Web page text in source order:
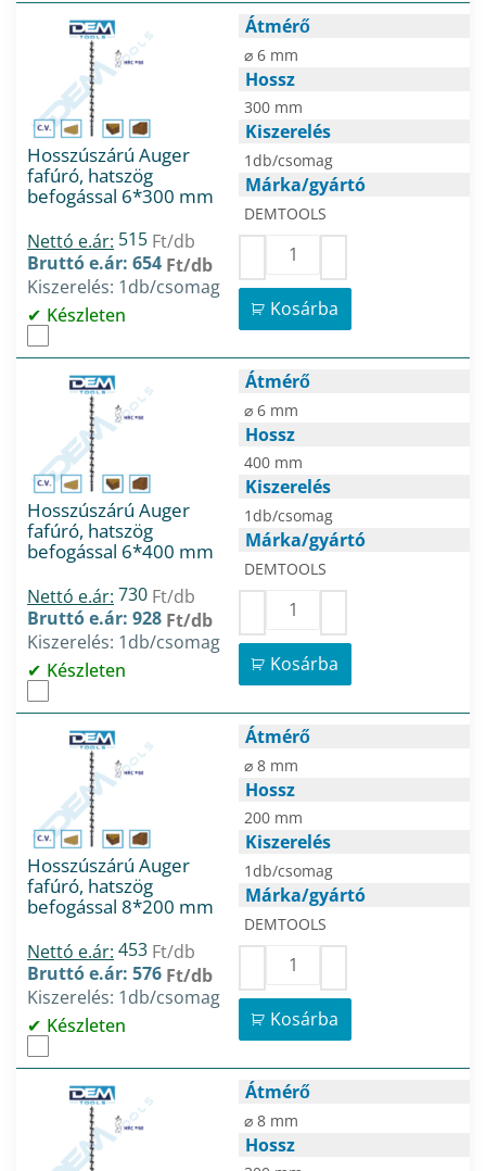
Hosszúszárú Auger
fafúró, hatszög
befogással 6*300 mm
Nettó e.ár: 515 Ft/db
Bruttó e.ár: 654 Ft/db
Kiszerelés: 1db/csomag
Készleten
Átmérő
⌀ 6 mm
Hossz
300 mm
Kiszerelés
1db/csomag
Márka/gyártó
DEMTOOLS
Kosárba
Hosszúszárú Auger
fafúró, hatszög
befogással 6*400 mm
Nettó e.ár: 730 Ft/db
Bruttó e.ár: 928 Ft/db
Kiszerelés: 1db/csomag
Készleten
Átmérő
⌀ 6 mm
Hossz
400 mm
Kiszerelés
1db/csomag
Márka/gyártó
DEMTOOLS
Kosárba
Hosszúszárú Auger
fafúró, hatszög
befogással 8*200 mm
Nettó e.ár: 453 Ft/db
Bruttó e.ár: 576 Ft/db
Kiszerelés: 1db/csomag
Készleten
Átmérő
⌀ 8 mm
Hossz
200 mm
Kiszerelés
1db/csomag
Márka/gyártó
DEMTOOLS
Kosárba
Átmérő
⌀ 8 mm
Hossz